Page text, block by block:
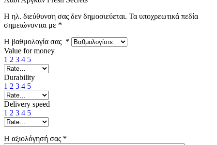
Η ηλ. διεύθυνση σας δεν δημοσιεύεται. Τα υποχρεωτικά πεδία
σημειώνονται με *
Η βαθμολογία σας *
Value for money
1 2 3 4 5
Durability
1 2 3 4 5
Delivery speed
1 2 3 4 5
Η αξιολόγησή σας *